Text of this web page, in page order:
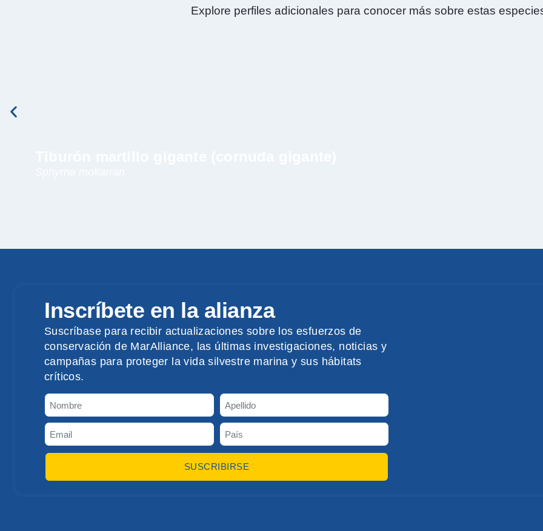
Explore perfiles adicionales para conocer más sobre estas
Inscríbete en la alianza
Suscríbase para recibir actualizaciones sobre los esfuerzos de
conservación de MarAlliance, las últimas investigaciones, noticias y
campañas para proteger la vida silvestre marina y sus hábitats
críticos.
SUSCRIBIRSE